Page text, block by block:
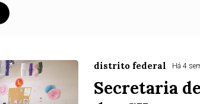
distrito federal Há 4
Secretaria